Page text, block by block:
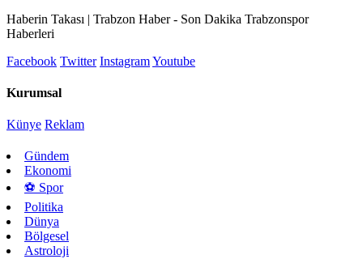
Haberin Takası | Trabzon Haber - Son Dakika Trabzonspor
Haberleri
Facebook Twitter InstagramYoutube
Kurumsal
Künye Reklam
Gündem
Ekonomi
⚽ Spor
Politika
Dünya
Bölgesel
Astroloji